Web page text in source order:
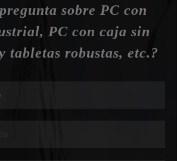
sobre PC con
PC con caja sin
tabletas robustas, etc.?